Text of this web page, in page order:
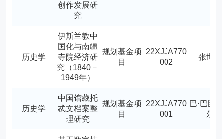
创作发展研
究
历史学
伊斯兰教中
国化与南疆
寺院经济研
究（1840－
1949年）
规划基金项
目
22XJJA770
002
张世才
历史学
中国馆藏托
忒文档案整
理研究
规划基金项
目
22XJJA770
001
巴·巴图
尔